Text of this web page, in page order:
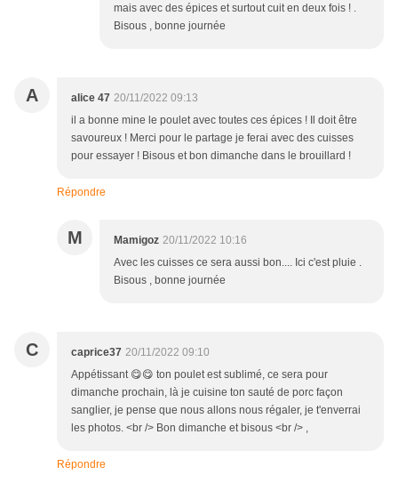
mais avec des épices et surtout cuit en deux fois ! .
Bisous , bonne journée
A alice 47 20/11/2022 09:13
il a bonne mine le poulet avec toutes ces épices ! Il doit être
savoureux ! Merci pour le partage je ferai avec des cuisses
pour essayer ! Bisous et bon dimanche dans le brouillard !
Répondre
M Mamigoz 20/11/2022 10:16
Avec les cuisses ce sera aussi bon.... Ici c'est pluie .
Bisous , bonne journée
C caprice37 20/11/2022 09:10
Appétissant 😋😋 ton poulet est sublimé, ce sera pour
dimanche prochain, là je cuisine ton sauté de porc façon
sanglier, je pense que nous allons nous régaler, je t'enverrai
les photos. <br /> Bon dimanche et bisous <br /> ,
Répondre